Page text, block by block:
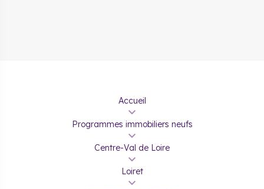
Accueil
Programmes immobiliers neufs
Centre-Val de Loire
Loiret